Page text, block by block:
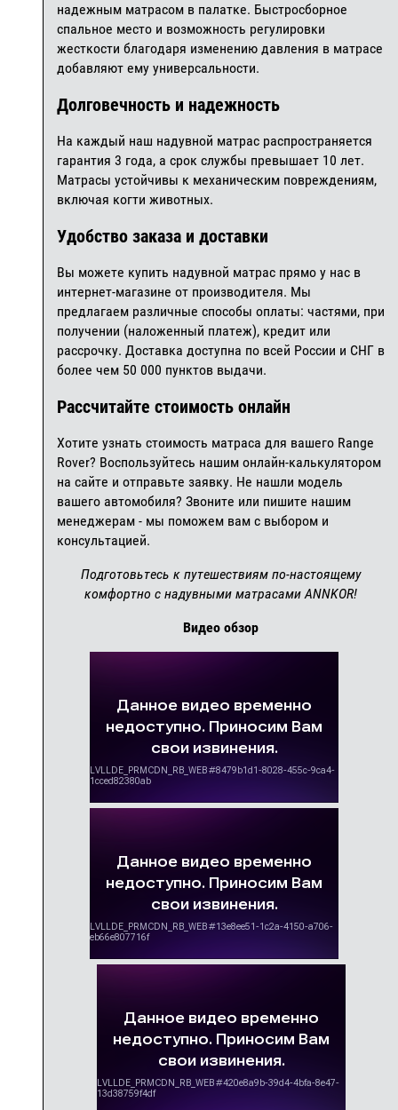
надежным матрасом в палатке. Быстросборное
спальное место и возможность регулировки
жесткости благодаря изменению давления в матрасе
добавляют ему универсальности.
Долговечность и надежность
На каждый наш надувной матрас распространяется
гарантия 3 года, а срок службы превышает 10 лет.
Матрасы устойчивы к механическим повреждениям,
включая когти животных.
Удобство заказа и доставки
Вы можете купить надувной матрас прямо у нас в
интернет-магазине от производителя. Мы
предлагаем различные способы оплаты: частями, при
получении (наложенный платеж), кредит или
рассрочку. Доставка доступна по всей России и СНГ в
более чем 50 000 пунктов выдачи.
Рассчитайте стоимость онлайн
Хотите узнать стоимость матраса для вашего Range
Rover? Воспользуйтесь нашим онлайн-калькулятором
на сайте и отправьте заявку. Не нашли модель
вашего автомобиля? Звоните или пишите нашим
менеджерам - мы поможем вам с выбором и
консультацией.
Подготовьтесь к путешествиям по-настоящему
комфортно с надувными матрасами ANNKOR!
Видео обзор